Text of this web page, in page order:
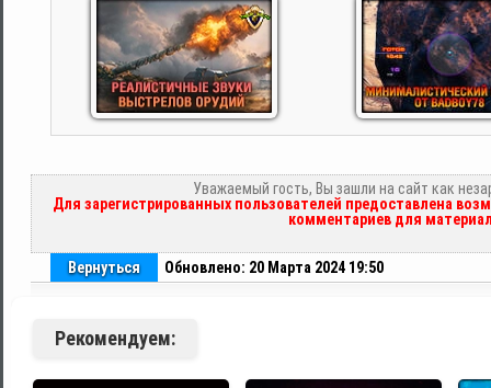
Уважаемый гость, Вы зашли на сайт как
Для зарегистрированных пользователей предоставлена
комментариев для
Вернуться Обновлено: 20 Марта 2024 19:50
Рекомендуем: